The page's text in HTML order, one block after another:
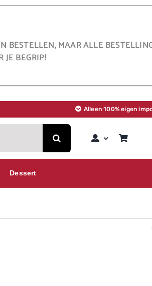
MAAR ALLE
BEGRIP!
Alleen 100% eigen
Dessert